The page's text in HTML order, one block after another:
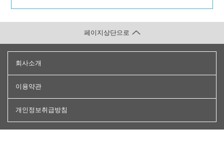
회사소개
이용약관
개인정보취급방침
페이지상단으로